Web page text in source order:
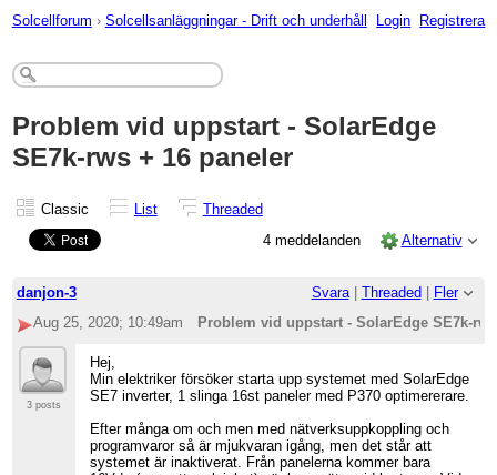
Solcellforum › Solcellsanläggningar - Drift och underhåll Login Registrera
Problem vid uppstart - SolarEdge
SE7k-rws + 16 paneler
Classic List
Threaded
4 meddelanden
Alternativ
danjon-3 Svara| Threaded
Fler
Aug 25, 2020; 10:49am
Problem vid uppstart - SolarEdge SE7k-
3 posts
Hej,
Min elektriker försöker starta upp systemet med SolarEdge
SE7 inverter, 1 slinga 16st paneler med P370 optimererare.
Efter många om och men med nätverksuppkoppling och
programvaror så är mjukvaran igång, men det står att
systemet är inaktiverat. Från panelerna kommer bara